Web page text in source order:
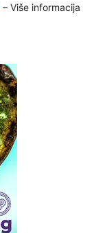
– Više informacija